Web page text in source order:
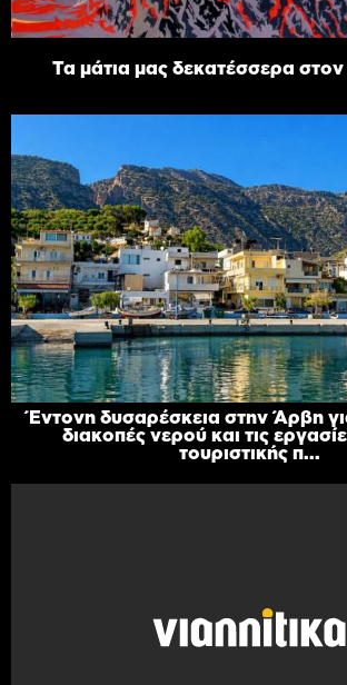
Τα μάτια μας δεκατέσσερα
Έντονη δυσαρέσκεια στην Άρβη
διακοπές νερού και τις
τουριστικής π...